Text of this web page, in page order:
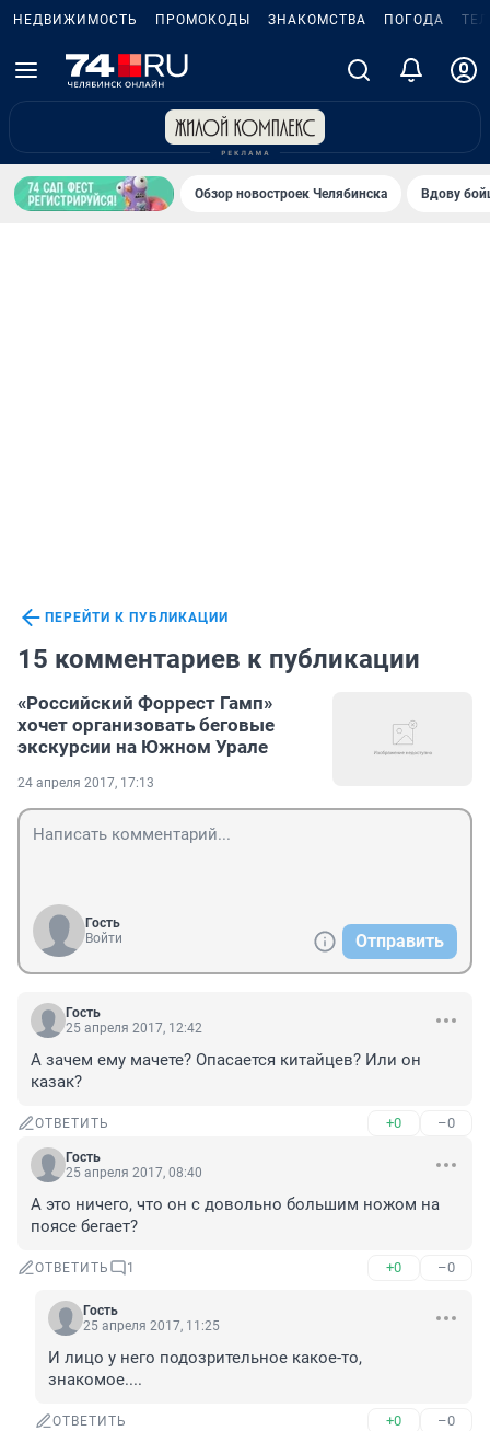
НЕДВИЖИМОСТЬ ПРОМОКОДЫ ЗНАКОМСТВА ПОГОДА
Обзор новостроек Челябинска Вдову
ПЕРЕЙТИ К ПУБЛИКАЦИИ
15 комментариев к публикации
«Российский Форрест Гамп»
хочет организовать беговые
экскурсии на Южном Урале
24 апреля 2017, 17:13
Гость
Войти
Отправить
Гость
25 апреля 2017, 12:42
А зачем ему мачете? Опасается китайцев? Или он
казак?
ОТВЕТИТЬ +0 –0
Гость
25 апреля 2017, 08:40
А это ничего, что он с довольно большим ножом на
поясе бегает?
ОТВЕТИТЬ 1 +0 –0
Гость
25 апреля 2017, 11:25
И лицо у него подозрительное какое-то,
знакомое....
ОТВЕТИТЬ +0 –0